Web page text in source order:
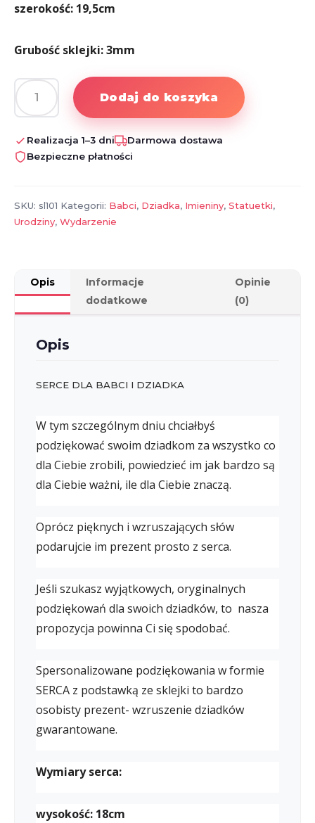
szerokość: 19,5cm
Grubość sklejki: 3mm
ilość
Serce
dla
Babci
Dodaj do koszyka
Realizacja 1–3 dni
Darmowa dostawa
Bezpieczne płatności
SKU: sl101 Kategorii: Babci, Dziadka, Imieniny, Statuetki,
Urodziny, Wydarzenie
Opis
Informacje
dodatkowe
Opinie
(0)
Opis
SERCE DLA BABCI I DZIADKA
W tym szczególnym dniu chciałbyś
podziękować swoim dziadkom za wszystko co
dla Ciebie zrobili, powiedzieć im jak bardzo są
dla Ciebie ważni, ile dla Ciebie znaczą.
Oprócz pięknych i wzruszających słów
podarujcie im prezent prosto z serca.
Jeśli szukasz wyjątkowych, oryginalnych
podziękowań dla swoich dziadków, to nasza
propozycja powinna Ci się spodobać.
Spersonalizowane podziękowania w formie
SERCA z podstawką ze sklejki to bardzo
osobisty prezent- wzruszenie dziadków
gwarantowane.
Wymiary serca:
wysokość: 18cm